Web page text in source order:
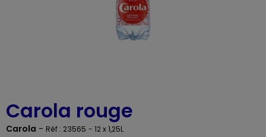
Carola rouge
Carola - Réf : 23565 - 12 x 1,25L